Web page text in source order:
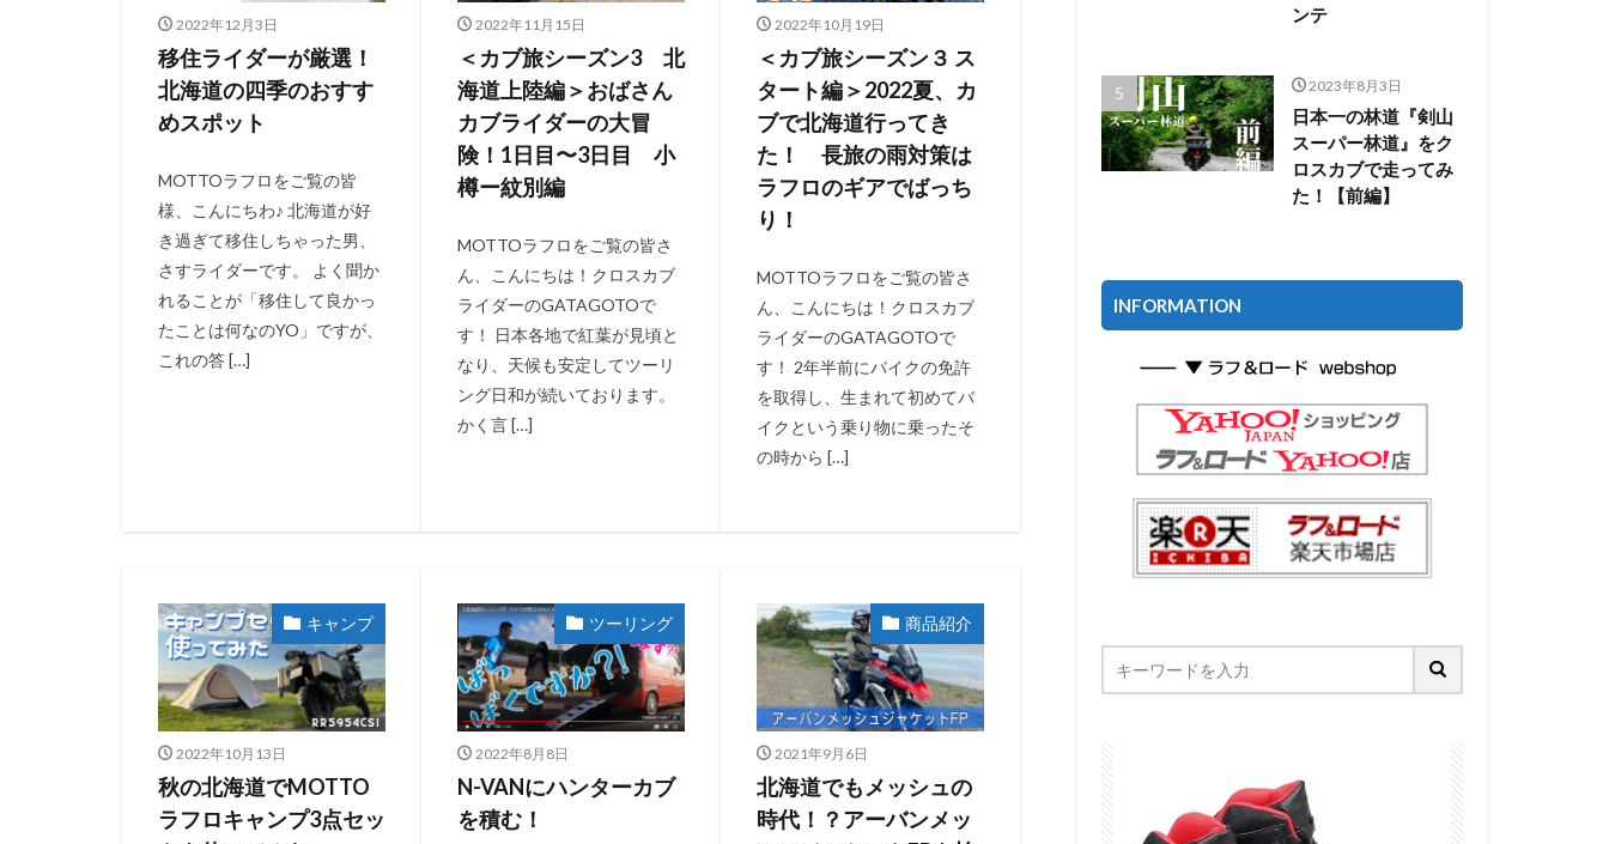
2022年12月3日
移住ライダーが厳選！
北海道の四季のおすす
めスポット
MOTTOラフロをご覧の皆
様、こんにちわ♪ 北海道が好
き過ぎて移住しちゃった男、
さすライダーです。 よく聞か
れることが「移住して良かっ
たことは何なのYO」ですが、
これの答 […]
2022年11月15日
＜カブ旅シーズン3 北
海道上陸編＞おばさん
カブライダーの大冒
険！1日目〜3日目 小
樽ー紋別編
MOTTOラフロをご覧の皆さ
ん、こんにちは！クロスカブ
ライダーのGATAGOTOで
す！ 日本各地で紅葉が見頃と
なり、天候も安定してツーリ
ング日和が続いております。
かく言 […]
2022年10月19日
＜カブ旅シーズン３ ス
タート編＞2022夏、カ
ブで北海道行ってき
た！ 長旅の雨対策は
ラフロのギアでばっち
り！
MOTTOラフロをご覧の皆さ
ん、こんにちは！クロスカブ
ライダーのGATAGOTOで
す！ 2年半前にバイクの免許
を取得し、生まれて初めてバ
イクという乗り物に乗ったそ
の時から […]
キャンプ
2022年10月13日
秋の北海道でMOTTO
ラフロキャンプ3点セッ
ツーリング
2022年8月8日
N-VANにハンターカブ
を積む！
商品紹介
2021年9月6日
北海道でもメッシュの
時代！？アーバンメッ
ンテ
2023年8月3日
日本一の林道『剣山
スーパー林道』をク
ロスカブで走ってみ
た！【前編】
INFORMATION